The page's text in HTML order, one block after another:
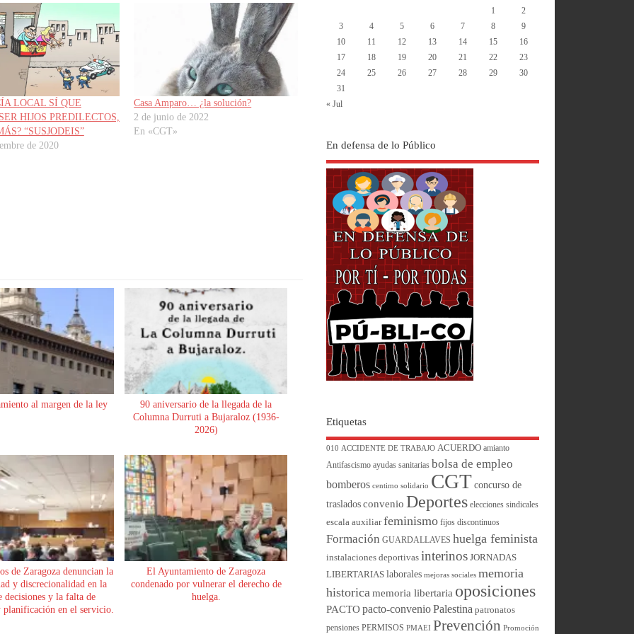
LOCAL SÍ QUE
HIJOS PREDILECTOS,
“SUSJODEIS”
de 2020
Casa Amparo… ¿la solución?
2 de junio de 2022
En «CGT»
al margen de la ley
90 aniversario de la llegada de la
Columna Durruti a Bujaraloz (1936-
2026)
de Zaragoza denuncian la
y discrecionalidad en la
decisiones y la falta de
en el servicio.
El Ayuntamiento de Zaragoza
condenado por vulnerar el derecho de
huelga.
1
2
3
4 5 6 7 8
9
10
11 12 13 14 15
16
17
18 19 20 21 22
23
24
25 26 27 28 29
30
31
« Jul
En defensa de lo Público
Etiquetas
010 ACCIDENTE DE TRABAJO ACUERDO amianto
Antifascismo ayudas sanitarias bolsa de empleo
bomberos centimo solidario CGT concurso de
traslados convenio Deportes elecciones sindicales
escala auxiliar feminismo fijos discontinuos
Formación GUARDALLAVES huelga feminista
instalaciones deportivas interinos JORNADAS
LIBERTARIAS laborales mejoras sociales memoria
historica memoria libertaria oposiciones
PACTO pacto-convenio Palestina patronatos
pensiones PERMISOS PMAEI Prevención Promoción